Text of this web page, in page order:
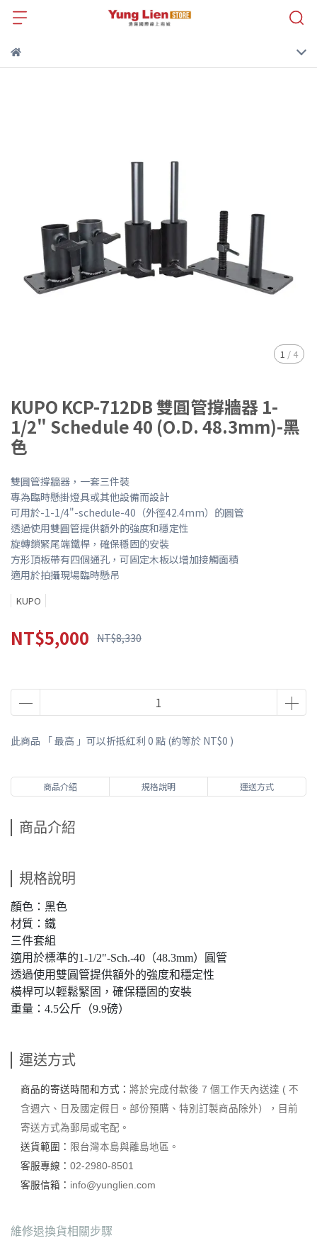
1 / 4
KUPO KCP-712DB 雙圓管撐牆器 1-
1/2" Schedule 40 (O.D. 48.3mm)-黑
色
雙圓管撐牆器，一套三件裝
專為臨時懸掛燈具或其他設備而設計
可用於-1-1/4"-schedule-40（外徑42.4mm）的圓管
透過使用雙圓管提供額外的強度和穩定性
旋轉鎖緊尾端鐵桿，確保穩固的安裝
方形頂板帶有四個通孔，可固定木板以增加接觸面積
適用於拍攝現場臨時懸吊
KUPO
NT$5,000 NT$8,330
此商品 「 最高 」可以折抵紅利 0 點 (約等於 NT$0 )
商品介紹 規格說明 運送方式
商品介紹
規格說明
顏色：黑色
材質：鐵
三件套組
適用於標準的1-1/2"-Sch.-40（48.3mm）圓管
透過使用雙圓管提供額外的強度和穩定性
橫桿可以輕鬆緊固，確保穩固的安裝
重量：4.5公斤（9.9磅）
運送方式
商品的寄送時間和方式： 將於完成付款後 7 個工作天內送達 ( 不
含週六、日及國定假日。部份預購、特別訂製商品除外），目前
寄送方式為郵局或宅配。
送貨範圍： 限台灣本島與離島地區。
客服專線： 02-2980-8501
客服信箱： info@yunglien.com
維修退換貨相關步驟